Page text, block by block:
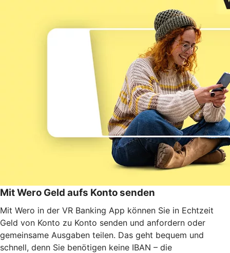
Mit Wero Geld aufs Konto senden
Mit Wero in der VR Banking App können Sie in Echtzeit
Geld von Konto zu Konto senden und anfordern oder
gemeinsame Ausgaben teilen. Das geht bequem und
schnell, denn Sie benötigen keine IBAN – die